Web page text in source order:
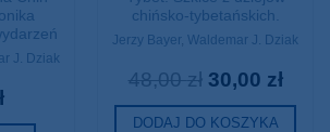
J. Dziak
chińsko-tybetańskich.
Jerzy Bayer, Waldemar J. Dziak
48,00zł 30,00 zł
DODAJ DO KOSZYKA
korzystania z serwisów oraz usług Instytutu Studiów Politycznych
przekazywanych poprzez samodzielne logowanie się do poczty
sklepu internetowego.
osoba pełnoletnia, wyrażam dobrowolnie zgodę.